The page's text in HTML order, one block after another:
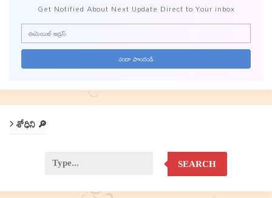
Get Notified About Next Update Direct to Your inbox
శోధిని 🔎
SEARCH